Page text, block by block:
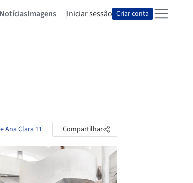
NotíciasImagens Iniciar sessão Criar conta
Ana Clara 11 Compartilhar